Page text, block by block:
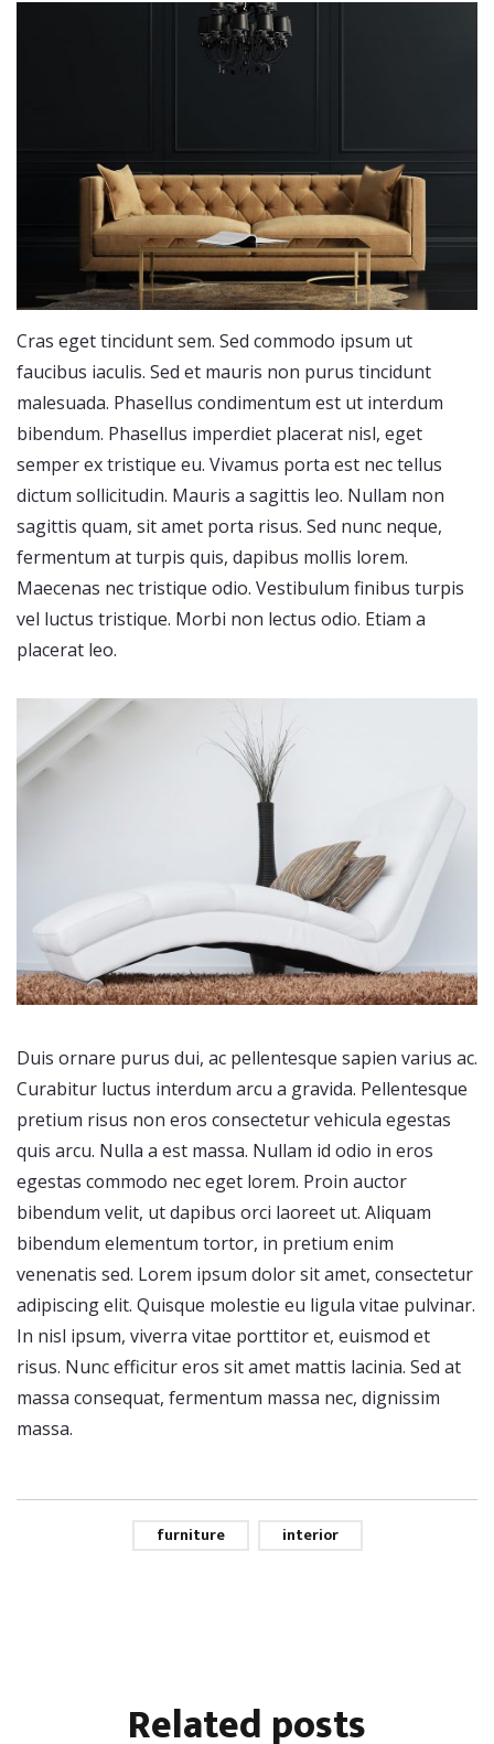
Cras eget tincidunt sem. Sed commodo ipsum ut
faucibus iaculis. Sed et mauris non purus tincidunt
malesuada. Phasellus condimentum est ut interdum
bibendum. Phasellus imperdiet placerat nisl, eget
semper ex tristique eu. Vivamus porta est nec tellus
dictum sollicitudin. Mauris a sagittis leo. Nullam non
sagittis quam, sit amet porta risus. Sed nunc neque,
fermentum at turpis quis, dapibus mollis lorem.
Maecenas nec tristique odio. Vestibulum finibus turpis
vel luctus tristique. Morbi non lectus odio. Etiam a
placerat leo.
Duis ornare purus dui, ac pellentesque sapien varius ac.
Curabitur luctus interdum arcu a gravida. Pellentesque
pretium risus non eros consectetur vehicula egestas
quis arcu. Nulla a est massa. Nullam id odio in eros
egestas commodo nec eget lorem. Proin auctor
bibendum velit, ut dapibus orci laoreet ut. Aliquam
bibendum elementum tortor, in pretium enim
venenatis sed. Lorem ipsum dolor sit amet, consectetur
adipiscing elit. Quisque molestie eu ligula vitae pulvinar.
In nisl ipsum, viverra vitae porttitor et, euismod et
risus. Nunc efficitur eros sit amet mattis lacinia. Sed at
massa consequat, fermentum massa nec, dignissim
massa.
furniture interior
Related posts